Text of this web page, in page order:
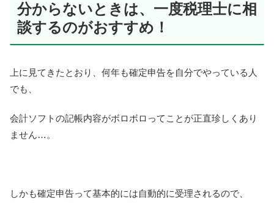
分からないときは、一度税理士に相
談するのがおすすめ！
上に見てきたとおり、何年も確定申告を自分でやっている人
でも、
会計ソフトの記帳内容がボロボロってことが正直珍しくあり
ません…。
しかも確定申告って基本的には自動的に受理されるので、